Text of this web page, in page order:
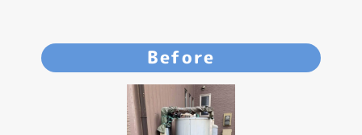
Before